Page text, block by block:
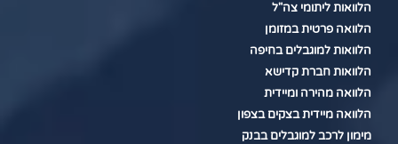
הלוואות ליתומי צה"ל
הלוואה פרטית במזומן
הלוואות למוגבלים בחיפה
הלוואות חברת קדישא
הלוואה מהירה ומיידית
הלוואה מיידית בצקים בצפון
מימון לרכב למוגבלים בבנק